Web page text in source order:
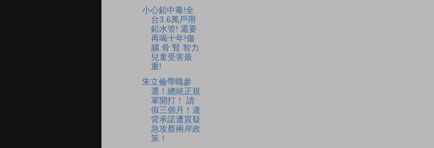
小心鉛中毒!全
台3.6萬戶用
鉛水管! 還要
再喝十年!傷
腦.骨.腎.智力
兒童受害最
重!
朱立倫帶職參
選！總統正規
軍開打！ 請
假三個月！違
背承諾遭質疑
急攻蔡兩岸政
策！